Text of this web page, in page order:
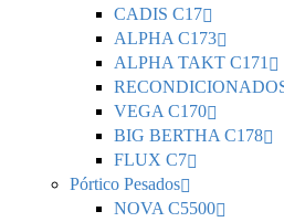
CADIS C17
ALPHA C173
ALPHA TAKT C171
VEGA C170
BIG BERTHA C178
FLUX C7
Pórtico Pesados
NOVA C5500